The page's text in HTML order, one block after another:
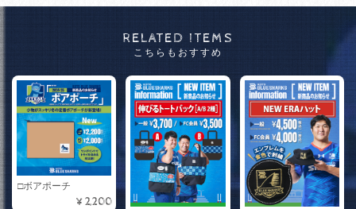
RELATED ITEMS
こちらもおすすめ
□ボアポーチ
¥2,200